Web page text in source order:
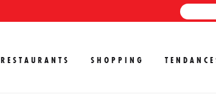
RESTAURANTS SHOPPING